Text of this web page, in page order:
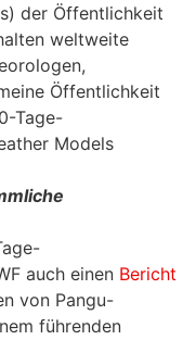
der Öffentlichkeit
weltweite
Öffentlichkeit
Tage-
Models
auch einen Bericht
von Pangu-
führenden